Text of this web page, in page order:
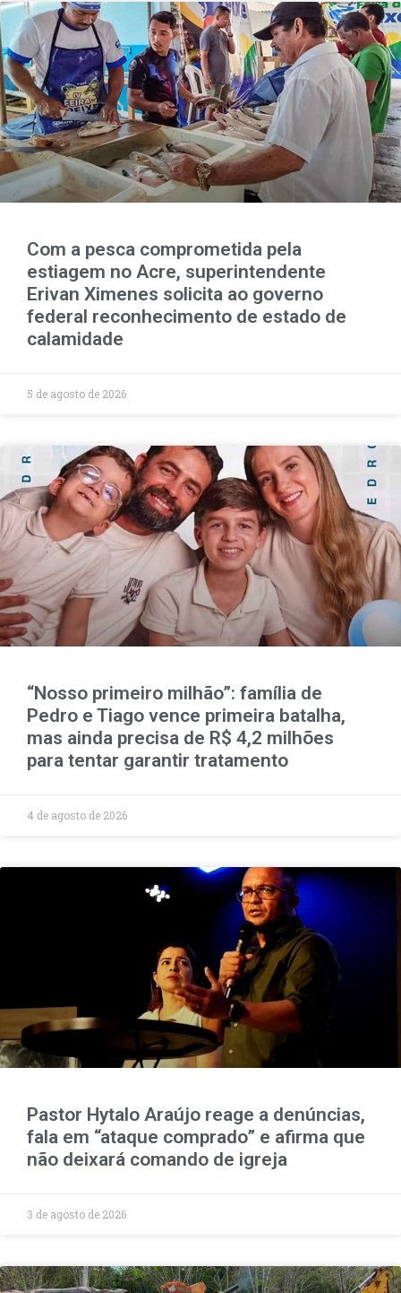
Com a pesca comprometida pela
estiagem no Acre, superintendente
Erivan Ximenes solicita ao governo
federal reconhecimento de estado de
calamidade
5 de agosto de 2026
“Nosso primeiro milhão”: família de
Pedro e Tiago vence primeira batalha,
mas ainda precisa de R$ 4,2 milhões
para tentar garantir tratamento
4 de agosto de 2026
Pastor Hytalo Araújo reage a denúncias,
fala em “ataque comprado” e afirma que
não deixará comando de igreja
3 de agosto de 2026